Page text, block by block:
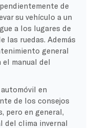
de
su vehículo a un
a los lugares de
las ruedas. Además
general
el manual del
en
de los consejos
pero en general,
del clima invernal